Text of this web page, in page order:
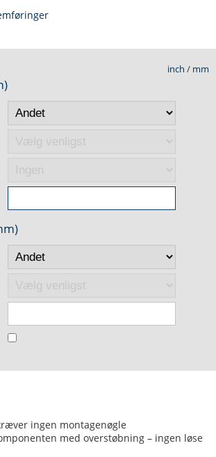
inch / mm
)
)
ingen montagenøgle
med overstøbning – ingen løse